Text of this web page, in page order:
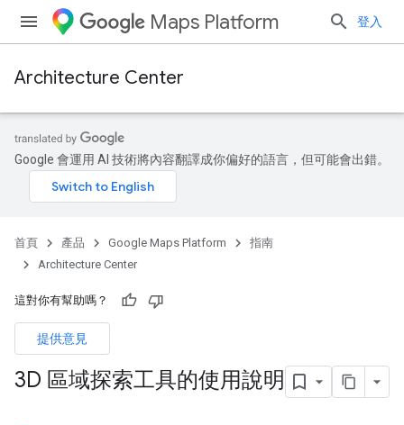
Maps Platform 登入
Architecture Center
Google 會運用 AI 技術將內容翻譯成你偏好的語言，但可能會出錯。
首頁 產品 Google Maps Platform
指南
Architecture Center
這對你有幫助嗎？
提供意見
3D 區域探索工具的使用說明